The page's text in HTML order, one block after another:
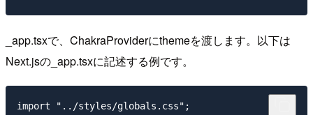
_app.tsxで、ChakraProviderにthemeを渡します。以下は
Next.jsの_app.tsxに記述する例です。
import "../styles/globals.css";